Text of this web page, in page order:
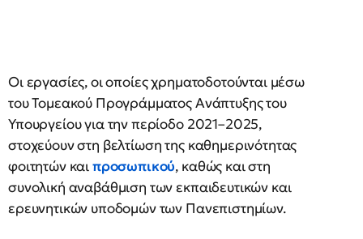
Οι εργασίες, οι οποίες χρηματοδοτούνται μέσω
του Τομεακού Προγράμματος Ανάπτυξης του
Υπουργείου για την περίοδο 2021–2025,
στοχεύουν στη βελτίωση της καθημερινότητας
φοιτητών καιπροσωπικού, καθώς και στη
συνολική αναβάθμιση των εκπαιδευτικών και
ερευνητικών υποδομών των Πανεπιστημίων.